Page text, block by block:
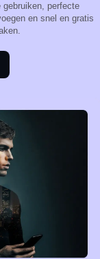
perfecte
en snel en gratis